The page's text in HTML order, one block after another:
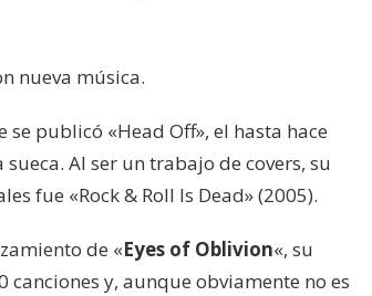
nueva música.
se publicó «Head Off», el hasta hace
Al ser un trabajo de covers, su
fue «Rock & Roll Is Dead» (2005).
de «Eyes of Oblivion«, su
y, aunque obviamente no es